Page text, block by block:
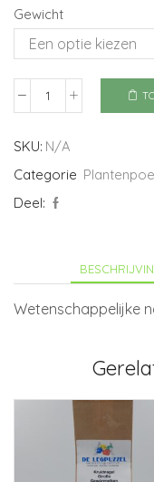
Gewicht
Kurkuma
aantal
SKU: N/A
Categorie
Deel:
Wetenschappelijke